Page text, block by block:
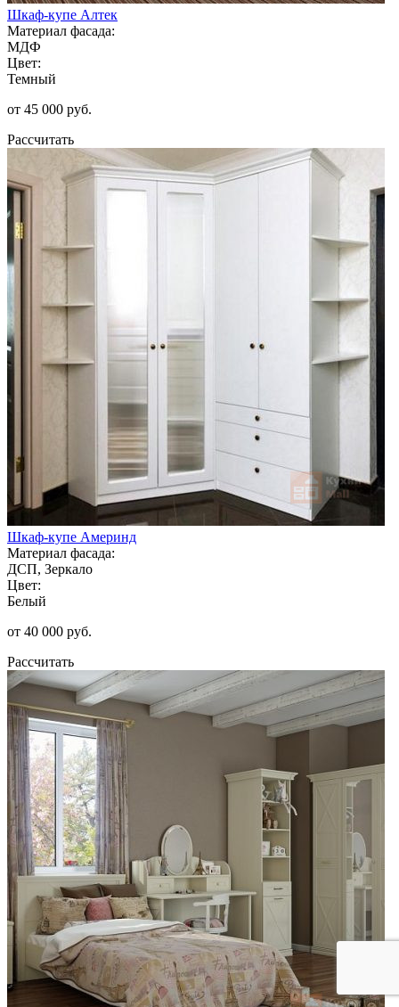
Шкаф-купе Алтек
Материал фасада:
МДФ
Цвет:
Темный
от 45 000 руб.
Рассчитать
Шкаф-купе Америнд
Материал фасада:
ДСП, Зеркало
Цвет:
Белый
от 40 000 руб.
Рассчитать